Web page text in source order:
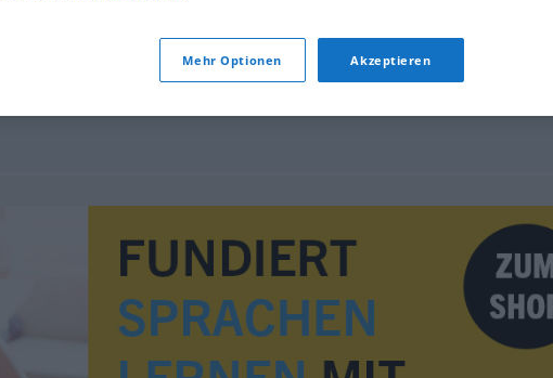
(Hauptform) dreckig,schmierig ranzig (ugs.),unrein
Mehr Optionen Akzeptieren